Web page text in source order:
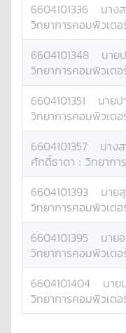
6604101336 นาง
วิทยาการคอมพิวเตอ
6604101348 นาย
วิทยาการคอมพิวเตอ
6604101351 นายป
วิทยาการคอมพิวเตอ
6604101357 นาง
ศักดิ์ธาดา : วิทยากา
6604101393 นาย
วิทยาการคอมพิวเตอ
6604101395 นาย
วิทยาการคอมพิวเตอ
6604101404 นาย
วิทยาการคอมพิวเตอ